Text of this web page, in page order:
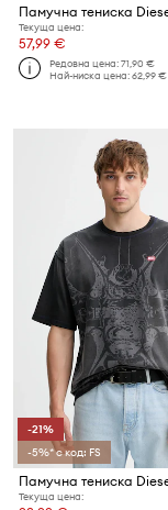
Текуща цена:
57,99 €
Редовна цена:71,90 €
Най-ниска цена:62,99 €
-21%
-5%* с код: FS
Текуща цена: